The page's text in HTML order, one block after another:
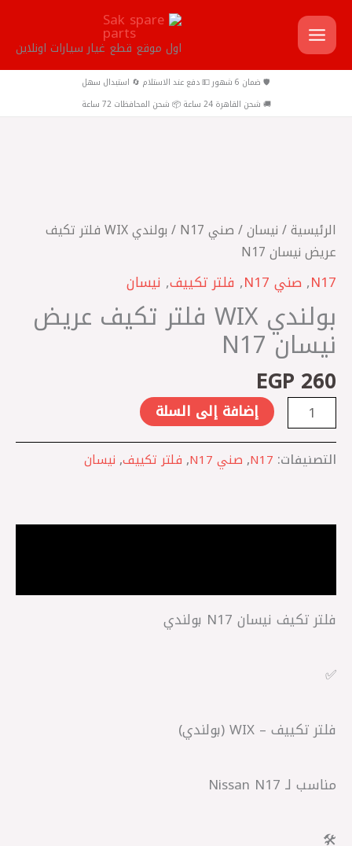
تخطي
إلى
المحتوى
اول موقع قطع غيار سيارات اونلاين
🛡️ ضمان 6 شهور 💵 دفع عند الاستلام 🔄 استبدال سهل
🚚 شحن القاهرة 24 ساعة 📦 شحن المحافظات 72 ساعة
الرئيسية/ نيسان/ صني N17
/ بولندي WIX فلتر تكيف
عريض نيسان N17
N17
, صني N17 , فلتر تكييف, نيسان
بولندي WIX فلتر تكيف عريض
نيسان N17
EGP 260
WIX
فلتر
تكيف
عريض
نيسان
N17
إضافة إلى السلة
التصنيفات: N17
, صني N17 , فلتر تكييف, نيسان
فلتر تكيف نيسان N17 بولندي
✅
فلتر تكييف – WIX (بولندي)
مناسب لـ Nissan N17
🛠️